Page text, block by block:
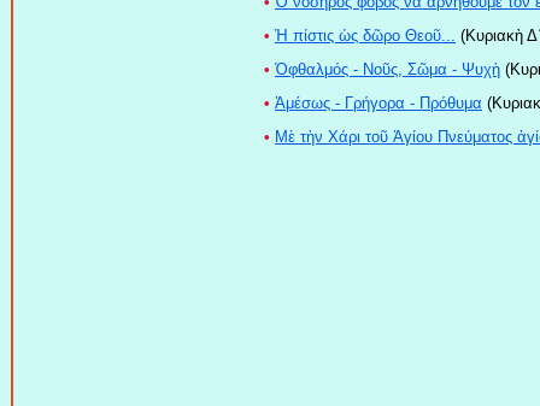
• Ἡ πίστις ὡς δῶρο Θεοῦ... (Κυριακὴ
• Ὀφθαλμός - Νοῦς, Σῶμα - Ψυχὴ
• Ἀμέσως - Γρήγορα - Πρόθυμα
• Μὲ τὴν Χάρι τοῦ Ἁγίου Πνεύματος